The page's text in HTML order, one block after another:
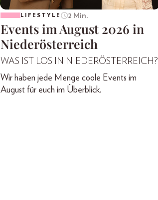
LIFESTYLE 2 Min.
Events im August 2026 in
Niederösterreich
WAS IST LOS IN NIEDERÖSTERREICH?
Wir haben jede Menge coole Events im
August für euch im Überblick.